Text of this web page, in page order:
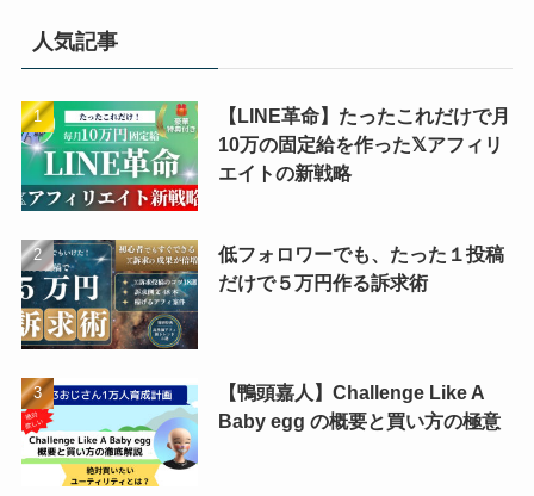
人気記事
【LINE革命】たったこれだけで月
10万の固定給を作った𝕏アフィリ
エイトの新戦略
低フォロワーでも、たった１投稿
だけで５万円作る訴求術
【鴨頭嘉人】Challenge Like A
Baby egg の概要と買い方の極意